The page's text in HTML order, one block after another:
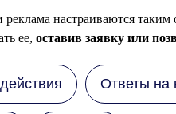
настраиваются таким
ее, оставив заявку или
Ответы на